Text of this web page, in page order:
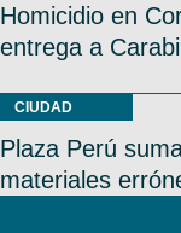
Homicidio en
entrega a
CIUDAD
Plaza Perú
materiales